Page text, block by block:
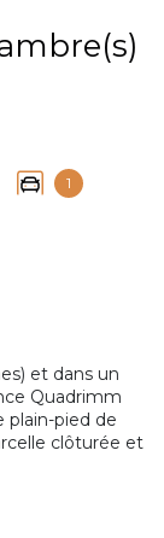
1
et dans un
Quadrimm
plain-pied de
clôturée et